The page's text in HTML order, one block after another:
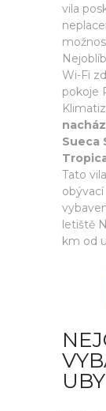
vila
Wi-Fi
pokoje
Sueca
Tato
letiště
km od